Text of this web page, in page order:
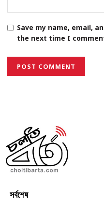
Save my name, email,
the next time I
সর্বশেষ